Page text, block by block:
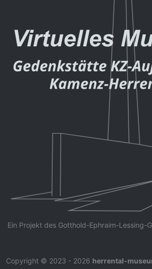
Ein Projekt des Gotthold-Ephraim-Lessing-
Copyright © 2023 - 2026 herrental-